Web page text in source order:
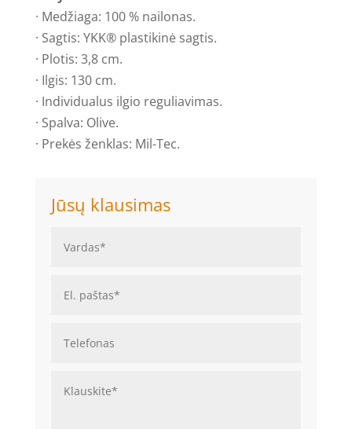
· Medžiaga: 100 % nailonas.
· Sagtis: YKK® plastikinė sagtis.
· Plotis: 3,8 cm.
· Ilgis: 130 cm.
· Individualus ilgio reguliavimas.
· Spalva: Olive.
· Prekės ženklas: Mil-Tec.
Jūsų klausimas